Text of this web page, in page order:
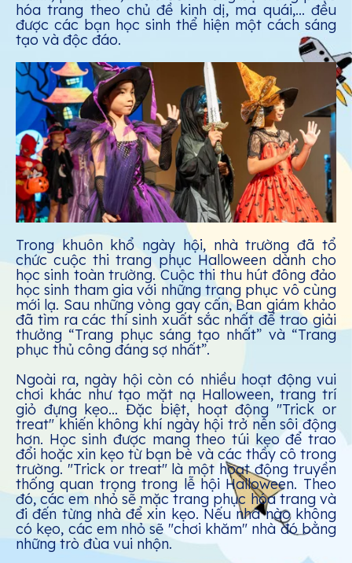
hóa trang theo chủ đề kinh dị, ma quái,... đều
được các bạn học sinh thể hiện một cách sáng
tạo và độc đáo.
Trong khuôn khổ ngày hội, nhà trường đã tổ
chức cuộc thi trang phục Halloween dành cho
học sinh toàn trường. Cuộc thi thu hút đông đảo
học sinh tham gia với những trang phục vô cùng
mới lạ. Sau những vòng gay cấn, Ban giám khảo
đã tìm ra các thí sinh xuất sắc nhất để trao giải
thưởng “Trang phục sáng tạo nhất” và “Trang
phục thủ công đáng sợ nhất”.
Ngoài ra, ngày hội còn có nhiều hoạt động vui
chơi khác như tạo mặt nạ Halloween, trang trí
giỏ đựng kẹo… Đặc biệt, hoạt động "Trick or
treat" khiến không khí ngày hội trở nên sôi động
hơn. Học sinh được mang theo túi kẹo để trao
đổi hoặc xin kẹo từ bạn bè và các thầy cô trong
trường. "Trick or treat" là một hoạt động truyền
thống quan trọng trong lễ hội Halloween. Theo
đó, các em nhỏ sẽ mặc trang phục hóa trang và
đi đến từng nhà để xin kẹo. Nếu nhà nào không
có kẹo, các em nhỏ sẽ "chơi khăm" nhà đó bằng
những trò đùa vui nhộn.